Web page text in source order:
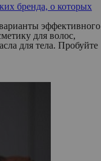
бренда, о которых
эффективного
для волос,
для тела. Пробуйте